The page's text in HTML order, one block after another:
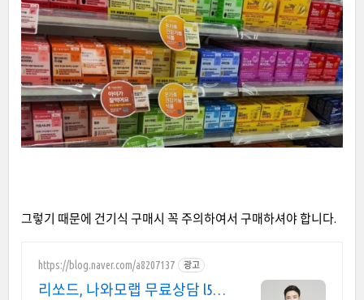
그렇기 때문에 건기식 구매시 꼭 주의하여서 구매하셔야 합니다.
https://blog.naver.com/a8207137 광고
리쏘드, 나와모랩 무료상담 l599